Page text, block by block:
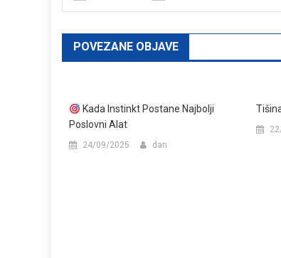
POVEZANE OBJAVE
Kada Instinkt Postane Najbolji
Poslovni Alat
24/09/2025 dan